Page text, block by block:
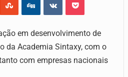
o único programa de
de desova das tartarugas…
em desenvolvimento de
da Academia Sintaxy, com o
com empresas nacionais